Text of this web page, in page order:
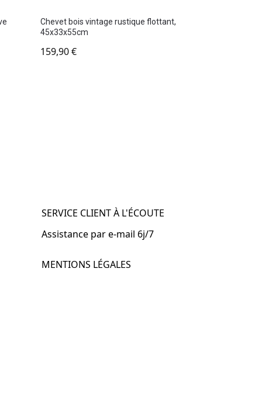
Chevet bois vintage rustique flottant,
45x33x55cm
159,90€
SERVICE CLIENT À L'ÉCOUTE
Assistance par e-mail 6j/7
MENTIONS LÉGALES